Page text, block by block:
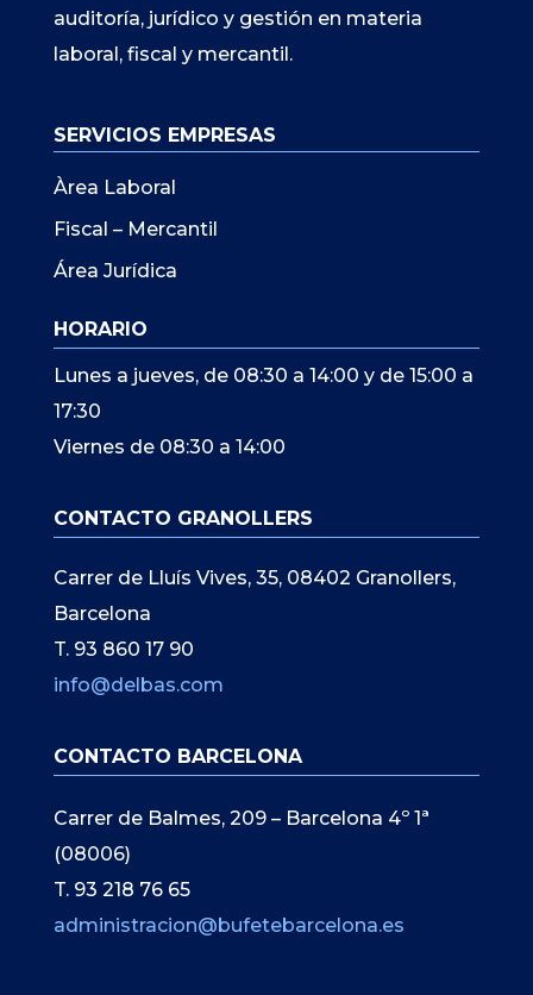
auditoría, jurídico y gestión en materia
laboral, fiscal y mercantil.
SERVICIOS EMPRESAS
Àrea Laboral
Fiscal – Mercantil
Área Jurídica
HORARIO
Lunes a jueves, de 08:30 a 14:00 y de 15:00 a
17:30
Viernes de 08:30 a 14:00
CONTACTO GRANOLLERS
Carrer de Lluís Vives, 35, 08402 Granollers,
Barcelona
T. 93 860 17 90
info@delbas.com
CONTACTO BARCELONA
Carrer de Balmes, 209 – Barcelona 4º 1ª
(08006)
T. 93 218 76 65
administracion@bufetebarcelona.es